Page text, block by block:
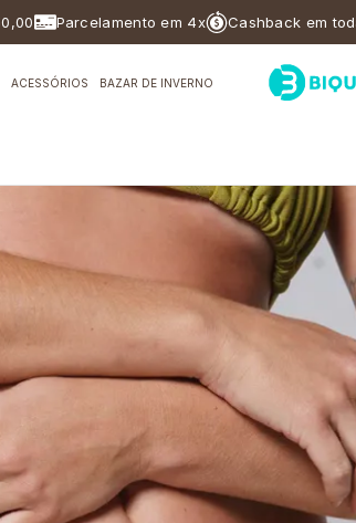
Parcelamento em 4x Cashback em todas as
ACESSÓRIOS BAZAR DE INVERNO